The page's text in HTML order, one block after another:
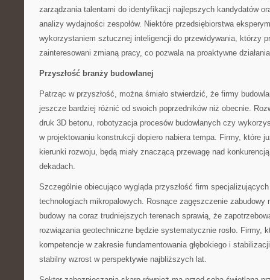
zarządzania talentami do identyfikacji najlepszych kandydatów
analizy wydajności zespołów. Niektóre przedsiębiorstwa
wykorzystaniem sztucznej inteligencji do przewidywania, którzy
zainteresowani zmianą pracy, co pozwala na proaktywne
Przyszłość branży budowlanej
Patrząc w przyszłość, można śmiało stwierdzić, że firmy
jeszcze bardziej różnić od swoich poprzedników niż obecnie.
druk 3D betonu, robotyzacja procesów budowlanych czy
w projektowaniu konstrukcji dopiero nabiera tempa. Firmy, które
kierunki rozwoju, będą miały znaczącą przewagę nad
dekadach.
Szczególnie obiecująco wygląda przyszłość firm
technologiach mikropalowych. Rosnące zagęszczenie zabudowy
budowy na coraz trudniejszych terenach sprawią, że
rozwiązania geotechniczne będzie systematycznie rosło. Firmy,
kompetencje w zakresie fundamentowania głębokiego i
stabilny wzrost w perspektywie najbliższych lat.